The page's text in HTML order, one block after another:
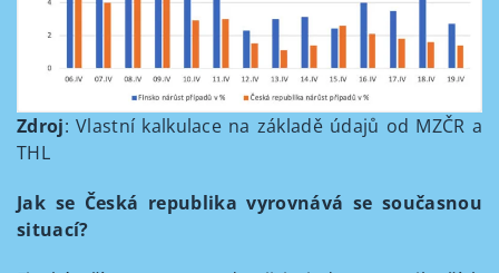
Zdroj: Vlastní kalkulace na základě údajů od MZČR a
THL
Jak se Česká republika vyrovnává se současnou
situací?